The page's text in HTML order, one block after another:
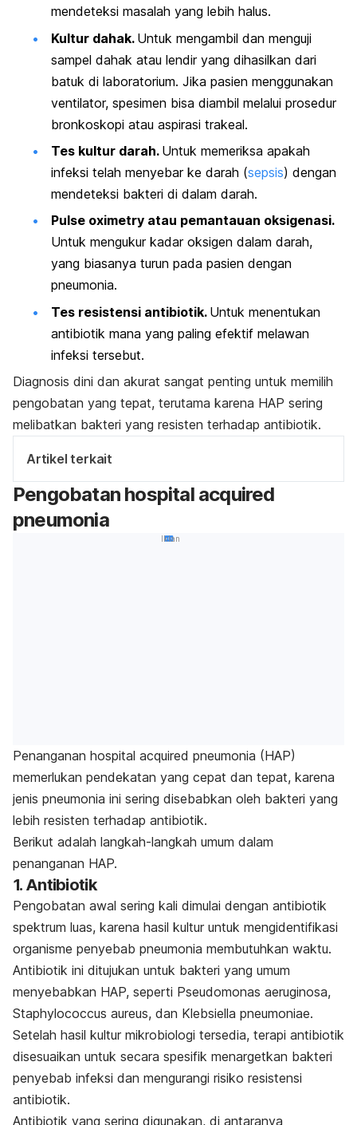
mendeteksi masalah yang lebih halus.
Kultur dahak. Untuk mengambil dan menguji
sampel dahak atau lendir yang dihasilkan dari
batuk di laboratorium. Jika pasien menggunakan
ventilator, spesimen bisa diambil melalui prosedur
bronkoskopi atau aspirasi trakeal.
Tes kultur darah. Untuk memeriksa apakah
infeksi telah menyebar ke darah (sepsis) dengan
mendeteksi bakteri di dalam darah.
Pulse oximetry atau pemantauan oksigenasi.
Untuk mengukur kadar oksigen dalam darah,
yang biasanya turun pada pasien dengan
pneumonia.
Tes resistensi antibiotik. Untuk menentukan
antibiotik mana yang paling efektif melawan
infeksi tersebut.
Diagnosis dini dan akurat sangat penting untuk memilih
pengobatan yang tepat, terutama karena HAP sering
melibatkan bakteri yang resisten terhadap antibiotik.
Artikel terkait
Pengobatan hospital acquired
pneumonia
Iklan
Penanganan hospital acquired pneumonia (HAP)
memerlukan pendekatan yang cepat dan tepat, karena
jenis pneumonia ini sering disebabkan oleh bakteri yang
lebih resisten terhadap antibiotik.
Berikut adalah langkah-langkah umum dalam
penanganan HAP.
1. Antibiotik
Pengobatan awal sering kali dimulai dengan antibiotik
spektrum luas, karena hasil kultur untuk mengidentifikasi
organisme penyebab pneumonia membutuhkan waktu.
Antibiotik ini ditujukan untuk bakteri yang umum
menyebabkan HAP, seperti Pseudomonas aeruginosa,
Staphylococcus aureus, dan Klebsiella pneumoniae.
Setelah hasil kultur mikrobiologi tersedia, terapi antibiotik
disesuaikan untuk secara spesifik menargetkan bakteri
penyebab infeksi dan mengurangi risiko resistensi
antibiotik.
Antibiotik yang sering digunakan, di antaranya